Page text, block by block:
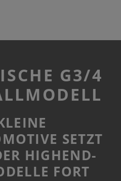
G3/4
SETZT
HIGHEND-
FORT